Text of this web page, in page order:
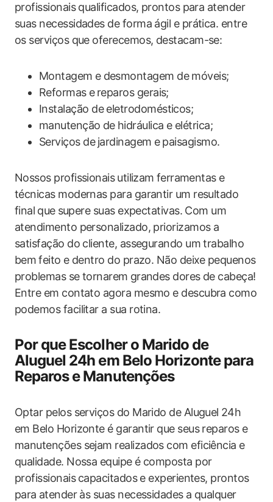
profissionais qualificados, prontos para atender
suas necessidades​ de forma ágil ‍e prática. entre
os serviços que oferecemos, destacam-se:
Montagem ⁤e‍ desmontagem de móveis;
Reformas ⁢e⁤ reparos gerais;
Instalação‌ de eletrodomésticos;
manutenção ⁢de ‌hidráulica e elétrica;
Serviços de⁤ jardinagem⁤ e ​paisagismo.
Nossos profissionais⁣ utilizam ⁣ferramentas‌ e
técnicas modernas para garantir um resultado​
final⁤ que⁤ supere suas expectativas. Com um
atendimento personalizado, priorizamos ‌a
satisfação‌ do cliente, assegurando um trabalho
bem⁤ feito e dentro do prazo. Não deixe ⁢pequenos
problemas ‌se tornarem⁣ grandes dores‍ de cabeça!
Entre em contato agora mesmo e descubra ‌como⁤
podemos facilitar ‍a sua ‍rotina.
Por que Escolher ​o Marido de
Aluguel 24h em‍ Belo Horizonte para⁢
Reparos e Manutenções
Optar​ pelos serviços do Marido de Aluguel ⁤24h
em Belo Horizonte ‌é garantir que seus reparos e
manutenções sejam realizados ​com eficiência e
qualidade. Nossa equipe é composta​ por
profissionais⁢ capacitados e experientes,​ prontos ​
para⁣ atender às suas necessidades a qualquer